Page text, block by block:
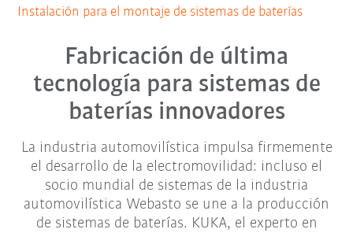
Instalación para el montaje de sistemas de baterías
Fabricación de última
tecnología para sistemas de
baterías innovadores
La industria automovilística impulsa firmemente
el desarrollo de la electromovilidad: incluso el
socio mundial de sistemas de la industria
automovilística Webasto se une a la producción
de sistemas de baterías. KUKA, el experto en